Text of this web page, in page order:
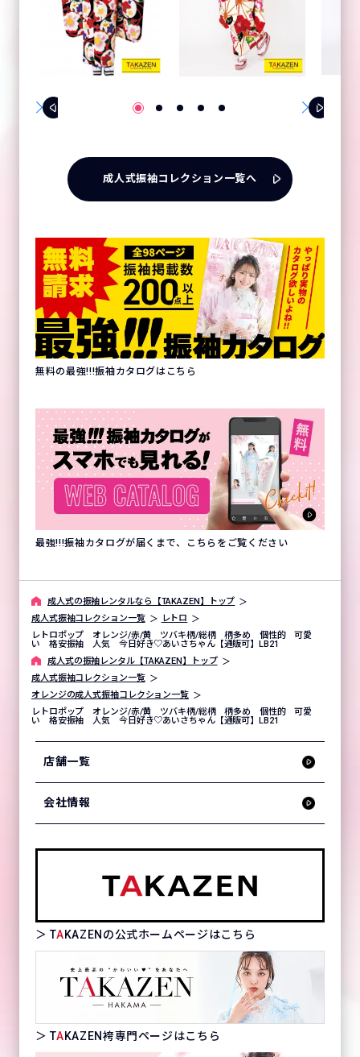
成人式振袖コレクション一覧へ
無料の最強!!!振袖カタログはこちら
最強!!!振袖カタログが届くまで、こちらをご覧ください
成⼈式の振袖レンタルなら【TAKAZEN】トップ
成人式振袖コレクション一覧
レトロ
レトロポップ オレンジ/赤/黄 ツバキ柄/総柄 柄多め 個性的 可愛
い 格安振袖 人気 今日好き♡あいさちゃん【通販可】LB21
成⼈式の振袖レンタル【TAKAZEN】トップ
成人式振袖コレクション一覧
オレンジの成人式振袖コレクション一覧
レトロポップ オレンジ/赤/黄 ツバキ柄/総柄 柄多め 個性的 可愛
い 格安振袖 人気 今日好き♡あいさちゃん【通販可】LB21
店舗一覧
会社情報
＞ TAKAZENの公式ホームページはこちら
＞ TAKAZEN袴専門ページはこちら